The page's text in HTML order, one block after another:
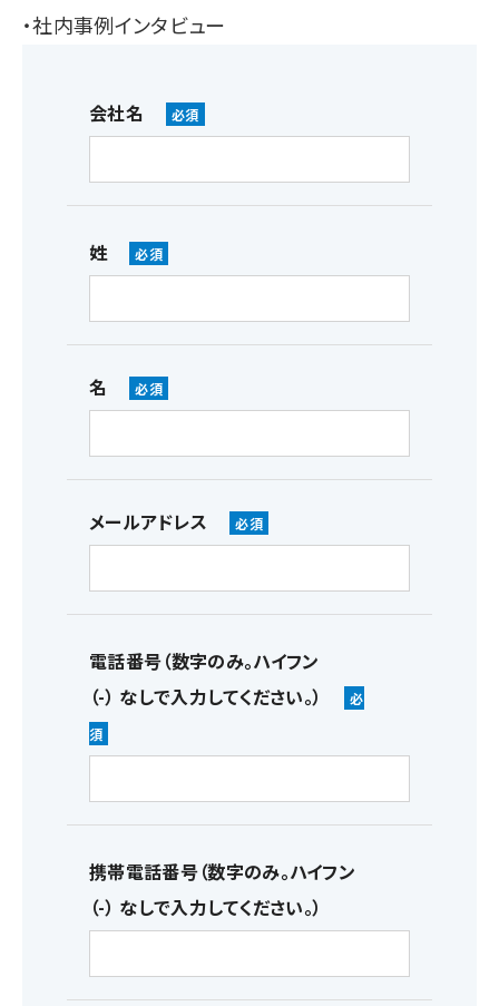
・社内事例インタビュー
会社名
姓
名
メールアドレス
電話番号（数字のみ。ハイフン
（-） なしで入力してください。）
携帯電話番号（数字のみ。ハイフン
（-） なしで入力してください。）